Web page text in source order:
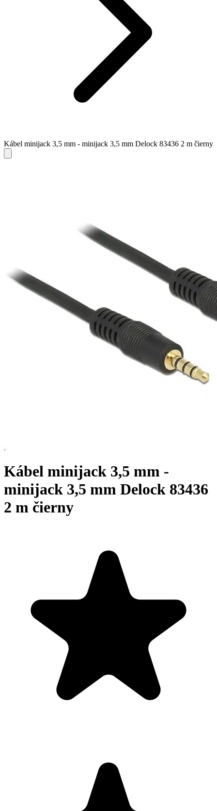
Kábel minijack 3,5 mm - minijack 3,5 mm Delock 83436 2 m čierny
Kábel minijack 3,5 mm -
minijack 3,5 mm Delock 83436
2 m čierny